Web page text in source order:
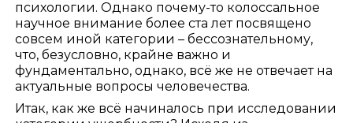
психологии. Однако почему-то колоссальное
научное внимание более ста лет посвящено
совсем иной категории – бессознательному,
что, безусловно, крайне важно и
фундаментально, однако, всё же не отвечает на
актуальные вопросы человечества.
Итак, как же всё начиналось при исследовании